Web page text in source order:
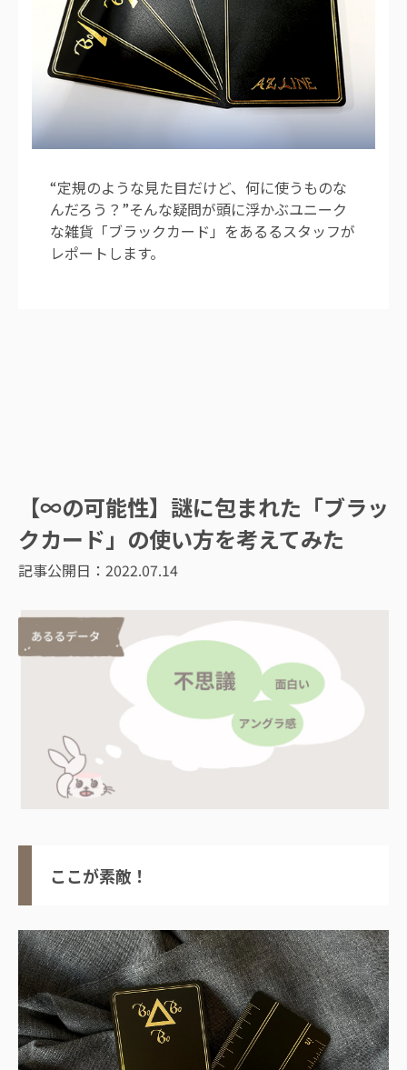
“定規のような見た目だけど、何に使うものな
んだろう？”そんな疑問が頭に浮かぶユニーク
な雑貨「ブラックカード」をあるるスタッフが
レポートします。
【∞の可能性】謎に包まれた「ブラッ
クカード」の使い方を考えてみた
記事公開日： 2022.07.14
ここが素敵！